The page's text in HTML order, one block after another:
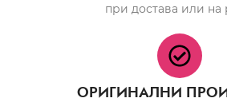
при достава или на
ОРИГИНАЛНИ